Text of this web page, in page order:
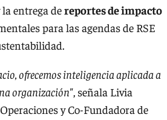
entrega dereportes de impacto
para las agendas de RSE
ofrecemos inteligencia aplicada a
organización" , señala Livia
y Co-Fundadora de